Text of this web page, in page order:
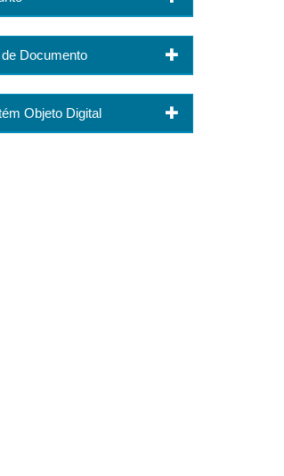
de Documento
Objeto Digital